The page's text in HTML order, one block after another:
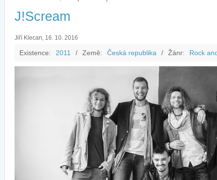
J!Scream
Jiří Klecan, 16. 10. 2016
Existence: 2011 / Země: Česká republika / Žánr: Rock